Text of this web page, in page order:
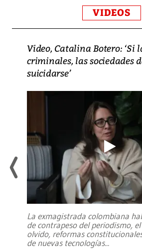
VIDEOS
Video, Catalina Botero: ‘Si
criminales, las sociedades
suicidarse’
La exmagistrada colombiana
de contrapeso del periodismo,
olvido, reformas
de nuevas tecnologías...